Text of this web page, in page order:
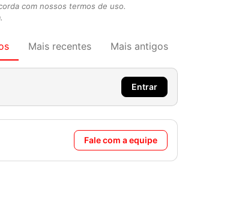
com nossos termos de uso.
Mais recentes Mais antigos
Entrar
Fale com a equipe